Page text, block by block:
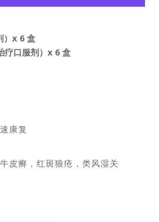
）x 6 盒
口服剂）x 6 盒
康复
皮癣，红斑狼疮，类风湿关